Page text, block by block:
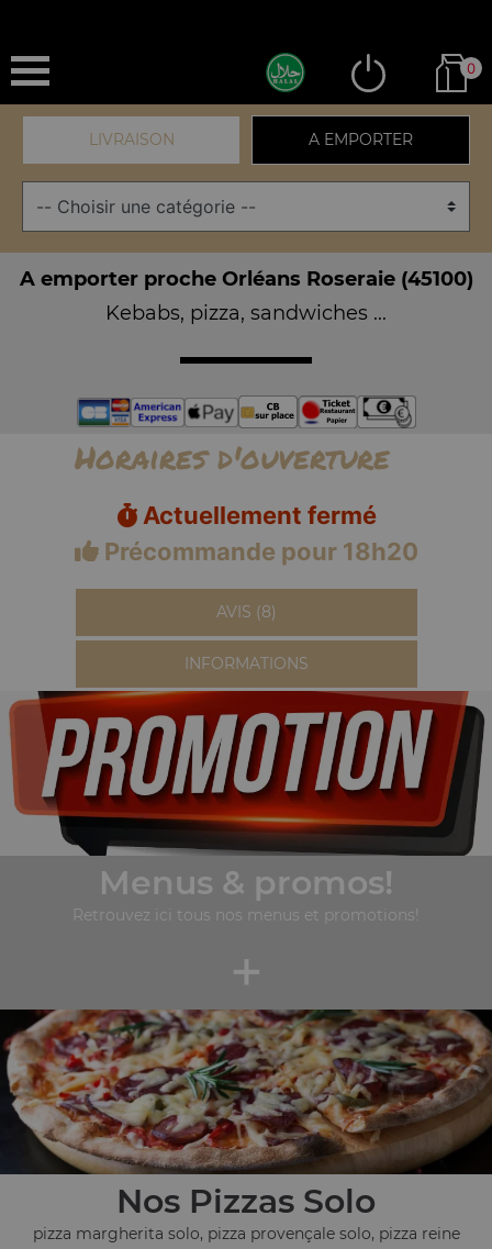
0
LIVRAISON A EMPORTER
A emporter proche Orléans Roseraie (45100)
Kebabs, pizza, sandwiches ...
Horaires d'ouverture
Actuellement fermé
Précommande pour 18h20
AVIS (8)
INFORMATIONS
Menus & promos!
Retrouvez ici tous nos menus et promotions!
+
Nos Pizzas Solo
pizza margherita solo, pizza provençale solo, pizza reine